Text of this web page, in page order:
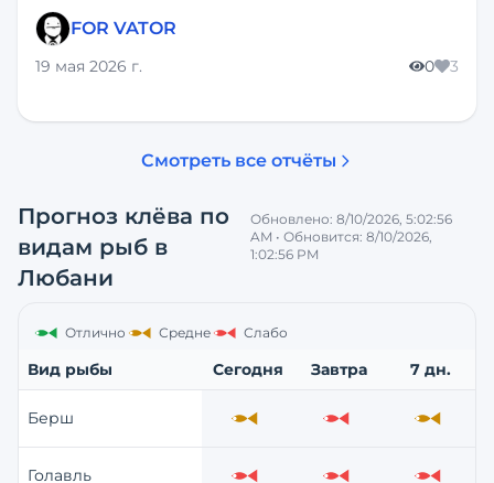
FOR VATOR
19 мая 2026 г. 0 3
Смотреть все отчёты
Прогноз клёва по
видам рыб в
Любани
Обновлено: 8/10/2026, 5:02:56
AM • Обновится: 8/10/2026,
1:02:56 PM
Отлично Средне Слабо
Вид рыбы Сегодня Завтра 7 дн.
Берш Средне Слабо Средне
Голавль